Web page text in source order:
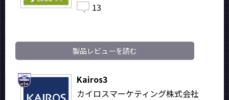
13
製品レビューを読む
Kairos3
カイロスマーケティング株式会社